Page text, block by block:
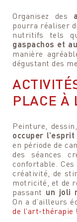
Organisez des
pourra réaliser
nutritifs tels
gaspachos et
manière
dégustant des
PLACE À
Peinture,
occuper l’esprit
en période de
des séances
confortable.
créativité, de
motricité, et de
passant un joli
On a d’ailleurs
de l’art-thérapie !